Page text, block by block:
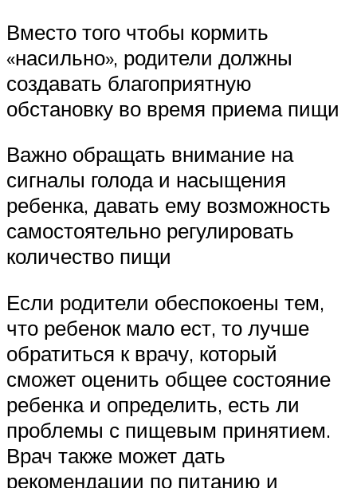
Вместо того чтобы кормить
«насильно», родители должны
создавать благоприятную
обстановку во время приема пищи
Важно обращать внимание на
сигналы голода и насыщения
ребенка, давать ему возможность
самостоятельно регулировать
количество пищи
Если родители обеспокоены тем,
что ребенок мало ест, то лучше
обратиться к врачу, который
сможет оценить общее состояние
ребенка и определить, есть ли
проблемы с пищевым принятием.
Врач также может дать
рекомендации по питанию и